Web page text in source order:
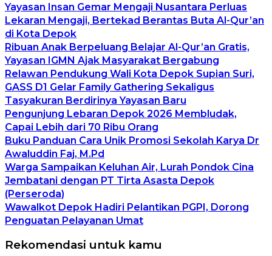
Yayasan Insan Gemar Mengaji Nusantara Perluas
Lekaran Mengaji, Bertekad Berantas Buta Al-Qur’an
di Kota Depok
Ribuan Anak Berpeluang Belajar Al-Qur’an Gratis,
Yayasan IGMN Ajak Masyarakat Bergabung
Relawan Pendukung Wali Kota Depok Supian Suri,
GASS D1 Gelar Family Gathering Sekaligus
Tasyakuran Berdirinya Yayasan Baru
Pengunjung Lebaran Depok 2026 Membludak,
Capai Lebih dari 70 Ribu Orang
Buku Panduan Cara Unik Promosi Sekolah Karya Dr
Awaluddin Faj, M.Pd
Warga Sampaikan Keluhan Air, Lurah Pondok Cina
Jembatani dengan PT Tirta Asasta Depok
(Perseroda)
Wawalkot Depok Hadiri Pelantikan PGPI, Dorong
Penguatan Pelayanan Umat
Rekomendasi untuk kamu